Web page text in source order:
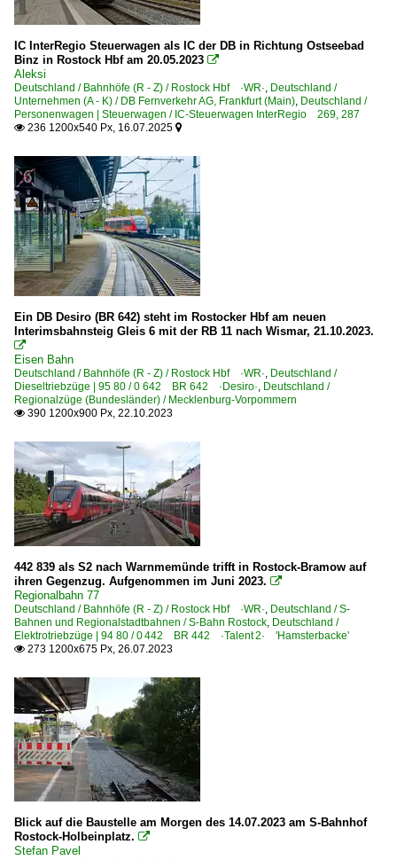
IC InterRegio Steuerwagen als IC der DB in Richtung Ostseebad
Binz in Rostock Hbf am 20.05.2023 
Aleksi
Deutschland / Bahnhöfe (R - Z) / Rostock Hbf ·WR·, Deutschland /
Unternehmen (A - K) / DB Fernverkehr AG, Frankfurt (Main), Deutschland /
Personenwagen | Steuerwagen / IC-Steuerwagen InterRegio 269, 287
 236 1200x540 Px, 16.07.2025 
Ein DB Desiro (BR 642) steht im Rostocker Hbf am neuen
Interimsbahnsteig Gleis 6 mit der RB 11 nach Wismar, 21.10.2023.

Eisen Bahn
Deutschland / Bahnhöfe (R - Z) / Rostock Hbf ·WR·, Deutschland /
Dieseltriebzüge | 95 80 / 0 642 BR 642 ·Desiro·, Deutschland /
Regionalzüge (Bundesländer) / Mecklenburg-Vorpommern
 390 1200x900 Px, 22.10.2023
442 839 als S2 nach Warnmemünde trifft in Rostock-Bramow auf
ihren Gegenzug. Aufgenommen im Juni 2023. 
Regionalbahn 77
Deutschland / Bahnhöfe (R - Z) / Rostock Hbf ·WR·, Deutschland / S-
Bahnen und Regionalstadtbahnen / S-Bahn Rostock, Deutschland /
Elektrotriebzüge | 94 80 / 0 442 BR 442 ·Talent 2· 'Hamsterbacke'
 273 1200x675 Px, 26.07.2023
Blick auf die Baustelle am Morgen des 14.07.2023 am S-Bahnhof
Rostock-Holbeinplatz. 
Stefan Pavel